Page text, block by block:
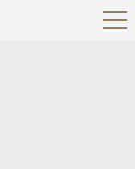
Open
Navig